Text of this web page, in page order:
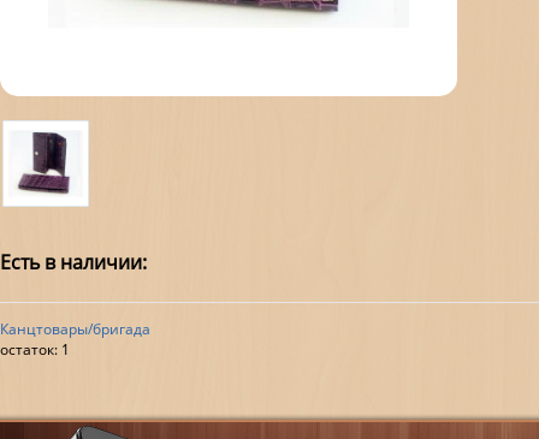
Есть в наличии:
Канцтовары/бригада
остаток: 1